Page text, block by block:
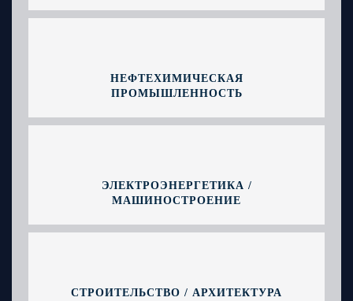
НЕФТЕХИМИЧЕСКАЯ
ПРОМЫШЛЕННОСТЬ
ЭЛЕКТРОЭНЕРГЕТИКА /
МАШИНОСТРОЕНИЕ
СТРОИТЕЛЬСТВО / АРХИТЕКТУРА